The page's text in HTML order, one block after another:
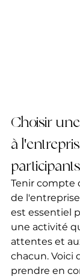
Choisir
à
participants
Tenir compte
de
est essentiel
une activité
attentes et
chacun. Voici
prendre en